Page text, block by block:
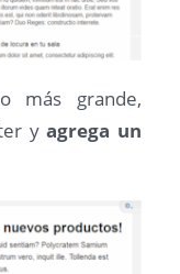
más grande,
yagrega un